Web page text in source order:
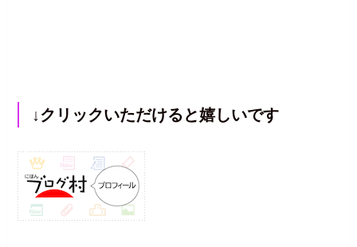
↓クリックいただけると嬉しいです